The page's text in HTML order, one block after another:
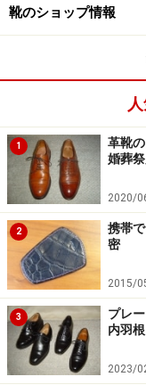
る」「落とす」感
場所を都度変え、
で行いましょう。
スムースレザ
にする
油性のワックスを
はなく布で塗りま
と防水性には優れ
塗るのはキズ防止
がらないエリア)、
靴のショップ情報
1
革靴
婚葬
2020/
2
携帯
密
2015/
3
プレ
内羽
2023/